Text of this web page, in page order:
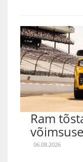
Ram
06.08.2026